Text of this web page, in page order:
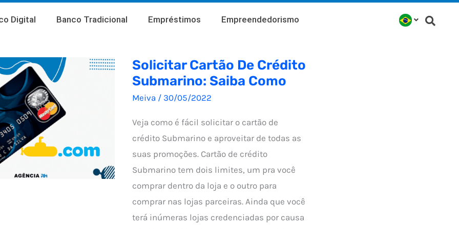
Digital Banco Tradicional Empréstimos Empreendedorismo
Solicitar Cartão De Crédito
Submarino: Saiba Como
Meiva / 30/05/2022
Veja como é fácil solicitar o cartão de
crédito Submarino e aproveitar de todas as
suas promoções. Cartão de crédito
Submarino tem dois limites, um pra você
comprar dentro da loja e o outro para
comprar nas lojas parceiras. Ainda que você
terá inúmeras lojas credenciadas por causa